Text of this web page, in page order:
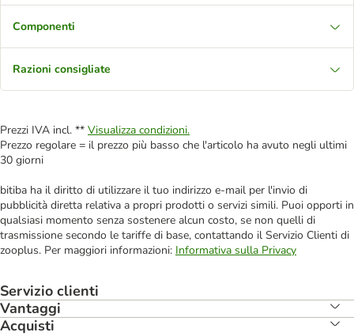
Componenti
Razioni consigliate
Prezzi IVA incl. ** Visualizza condizioni.
Prezzo regolare = il prezzo più basso che l'articolo ha avuto negli ultimi
30 giorni
bitiba ha il diritto di utilizzare il tuo indirizzo e-mail per l'invio di
pubblicità diretta relativa a propri prodotti o servizi simili. Puoi opporti in
qualsiasi momento senza sostenere alcun costo, se non quelli di
trasmissione secondo le tariffe di base, contattando il Servizio Clienti di
zooplus. Per maggiori informazioni: Informativa sulla Privacy
Servizio clienti
Vantaggi
Acquisti